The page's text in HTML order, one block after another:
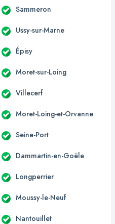
Sammeron
Ussy-sur-Marne
Épisy
Moret-sur-Loing
Villecerf
Moret-Loing-et-Orvanne
Seine-Port
Dammartin-en-Goële
Longperrier
Moussy-le-Neuf
Nantouillet